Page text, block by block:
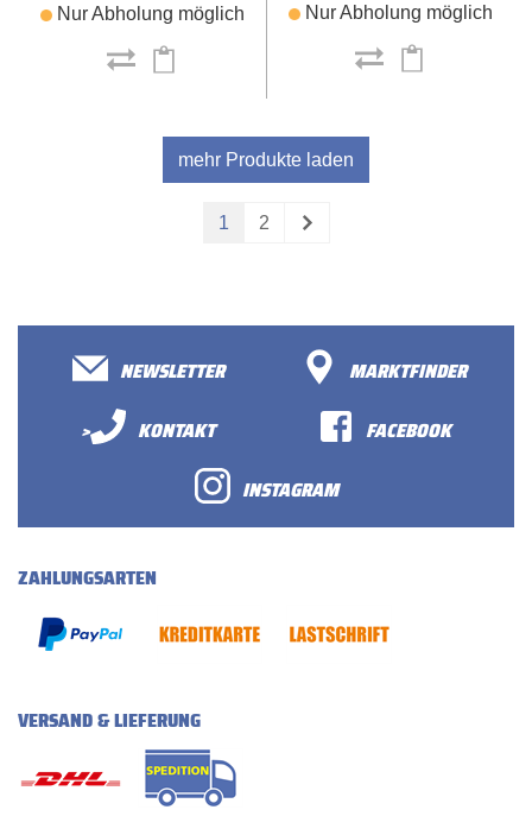
Nur Abholung möglich Nur Abholung möglich
mehr Produkte laden
1 2
NEWSLETTER
MARKTFINDER
>
KONTAKT
FACEBOOK
INSTAGRAM
ZAHLUNGSARTEN
VERSAND & LIEFERUNG